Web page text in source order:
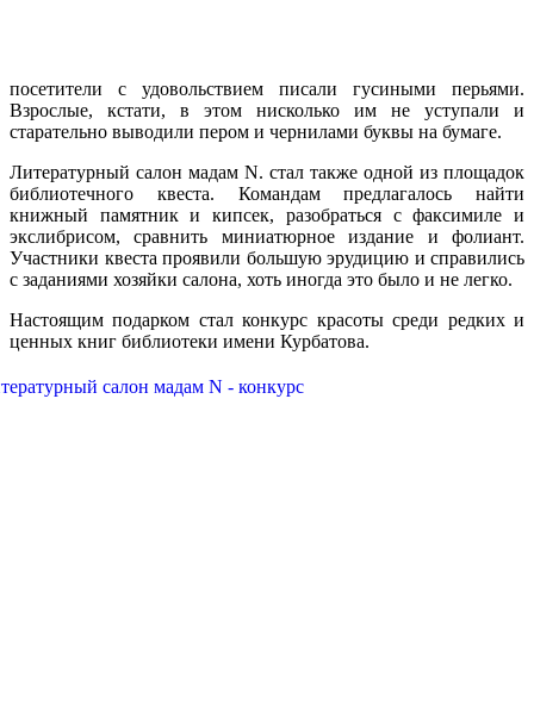
посетители с удовольствием писали гусиными перьями.
Взрослые, кстати, в этом нисколько им не уступали и
старательно выводили пером и чернилами буквы на бумаге.
Литературный салон мадам N. стал также одной из площадок
библиотечного квеста. Командам предлагалось найти
книжный памятник и кипсек, разобраться с факсимиле и
экслибрисом, сравнить миниатюрное издание и фолиант.
Участники квеста проявили большую эрудицию и справились
с заданиями хозяйки салона, хоть иногда это было и не легко.
Настоящим подарком стал конкурс красоты среди редких и
ценных книг библиотеки имени Курбатова.